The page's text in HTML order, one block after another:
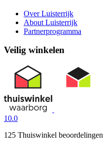
Over Luisterrijk
About Luisterrijk
Partnerprogramma
Veilig winkelen
10.0
125 Thuiswinkel beoordelingen